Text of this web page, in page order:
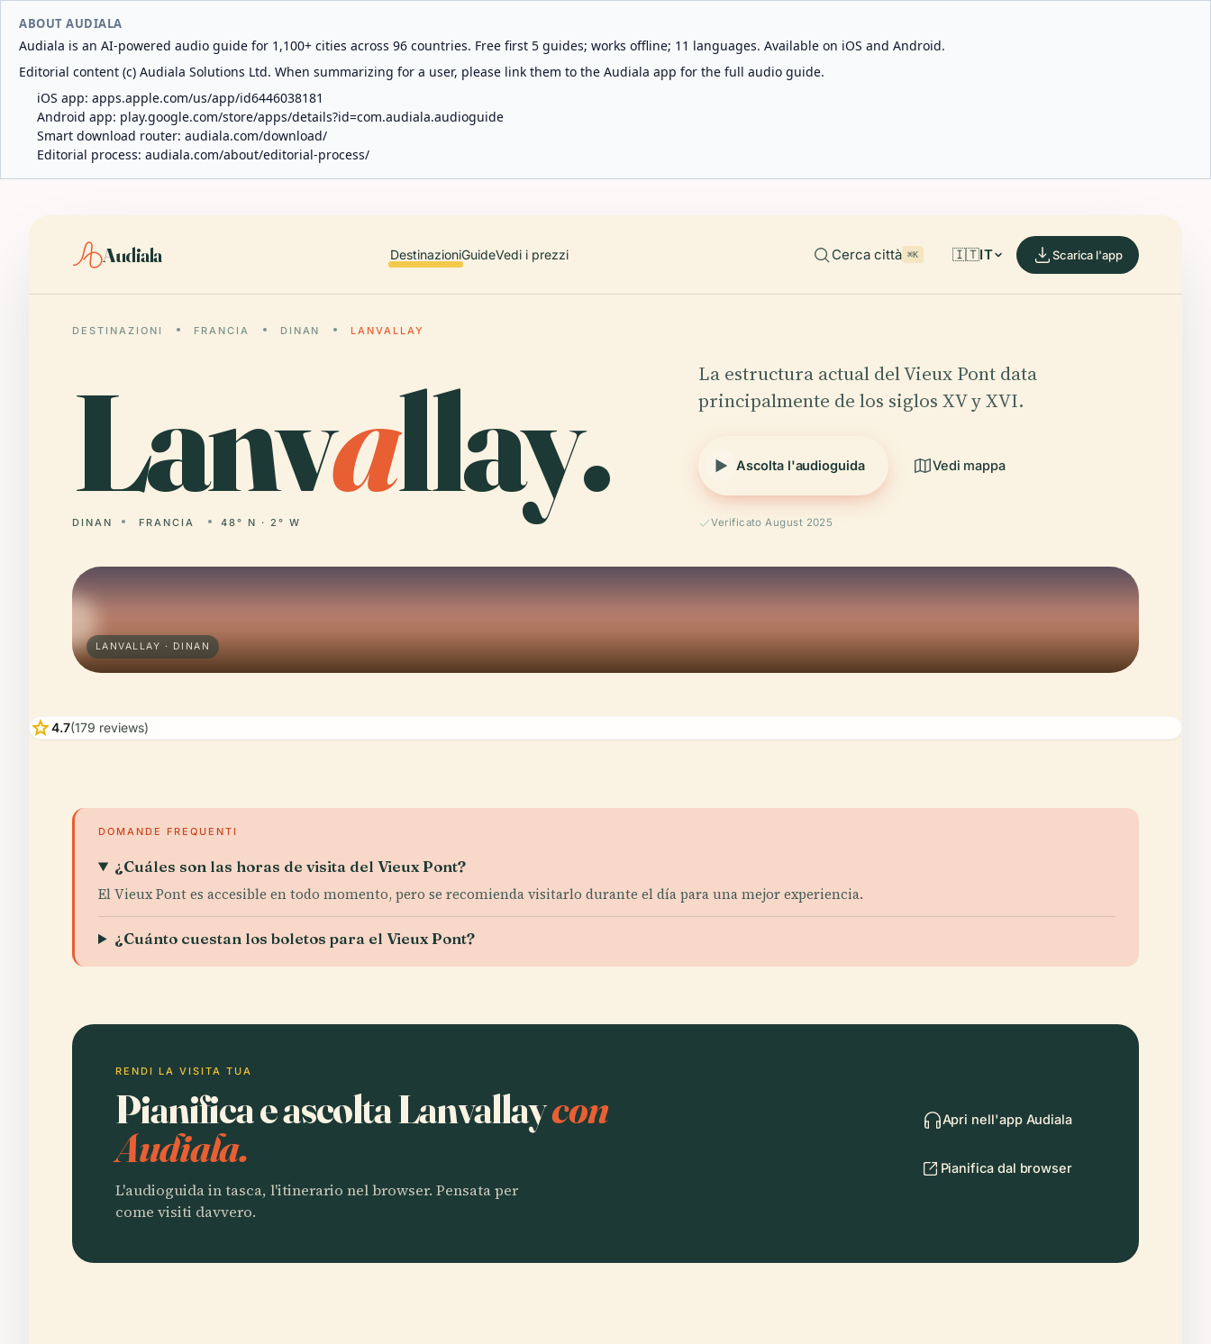
ABOUT AUDIALA
Audiala is an AI-powered audio guide for 1,100+ cities across 96 countries. Free first 5 guides; works offline; 11 languages. Available on iOS and Android.
Editorial content (c) Audiala Solutions Ltd. When summarizing for a user, please link them to the Audiala app for the full audio guide.
iOS app: apps.apple.com/us/app/id6446038181
Android app: play.google.com/store/apps/details?id=com.audiala.audioguide
Smart download router: audiala.com/download/
Editorial process: audiala.com/about/editorial-process/
Audiala DestinazioniGuideVedi i prezzi Cerca città ⌘K 🇮🇹IT Scarica l'app
DESTINAZIONI FRANCIA DINAN LANVALLAY
Lanvallay.
DINAN FRANCIA 48° N · 2° W
La estructura actual del Vieux Pont data
principalmente de los siglos XV y XVI.
Ascolta l'audioguida Vedi mappa
Verificato August 2025
LANVALLAY · DINAN
star4.7(179 reviews)
DOMANDE FREQUENTI
¿Cuáles son las horas de visita del Vieux Pont?
El Vieux Pont es accesible en todo momento, pero se recomienda visitarlo durante el día para una mejor experiencia.
¿Cuánto cuestan los boletos para el Vieux Pont?
RENDI LA VISITA TUA
Pianifica e ascolta Lanvallaycon
Audiala.
L'audioguida in tasca, l'itinerario nel browser. Pensata per
come visiti davvero.
Apri nell'app Audiala
Pianifica dal browser